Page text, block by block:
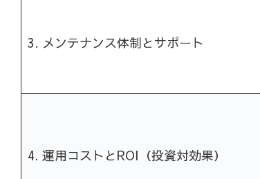
3. メンテナンス体制とサポート
4. 運用コストとROI（投資対効果）